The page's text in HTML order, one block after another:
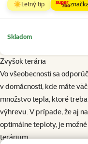
☀️Letný tip
Skladom
Zvyšok terária
Vo všeobecnosti sa
v domácnosti, kde máte
množstvo tepla, ktoré
výhrevu. V prípade, že aj
optimálne teploty, je
terárium.